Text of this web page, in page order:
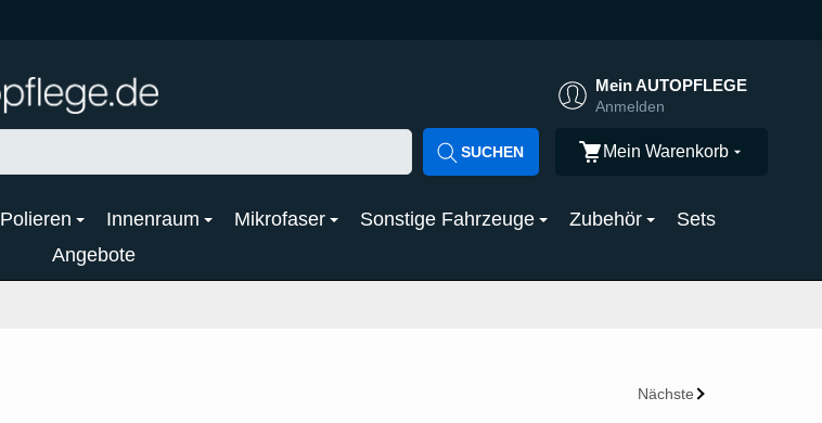
Mein AUTOPFLEGE
Anmelden
SUCHEN Mein Warenkorb
Polieren Innenraum Mikrofaser Sonstige Fahrzeuge Zubehör
Sets
Angebote
Nächste